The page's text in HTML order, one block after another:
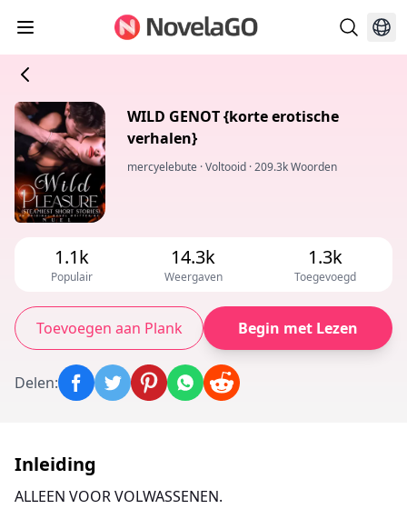
WILD GENOT {korte erotische
verhalen}
mercyelebute ·Voltooid ·209.3k Woorden
1.1k
Populair
14.3k
Weergaven
1.3k
Toegevoegd
Toevoegen aan Plank Begin met Lezen
Delen:
Inleiding
ALLEEN VOOR VOLWASSENEN.